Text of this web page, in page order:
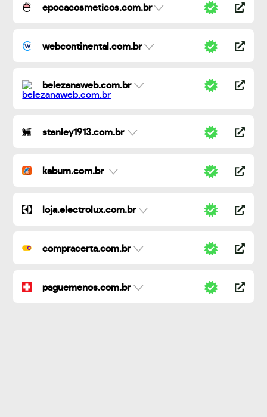
epocacosmeticos.com.br
webcontinental.com.br
belezanaweb.com.br
stanley1913.com.br
kabum.com.br
loja.electrolux.com.br
compracerta.com.br
paguemenos.com.br